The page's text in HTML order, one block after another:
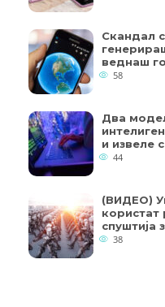
Скандал
веднаш
58
Два
и извеле
44
(ВИДЕО)
користат
спуштија
38